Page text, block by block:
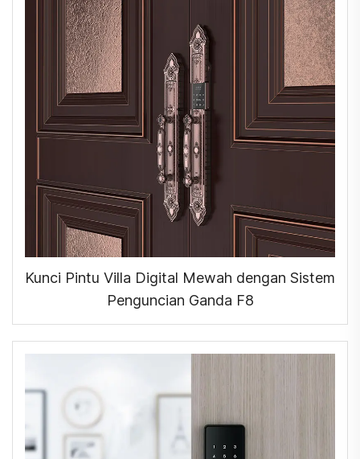
Kunci Pintu Villa Digital Mewah dengan Sistem
Penguncian Ganda F8